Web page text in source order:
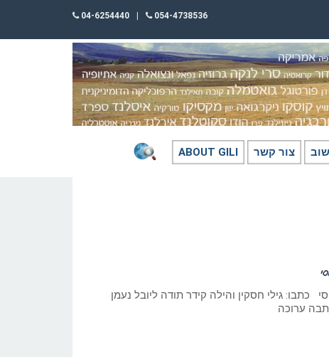
054-4738536
04-6254440
צור קשר ABOUT GILI
כתבו: גילי חסקין והילה קידר תודה ליובל נעמן
ערוכה